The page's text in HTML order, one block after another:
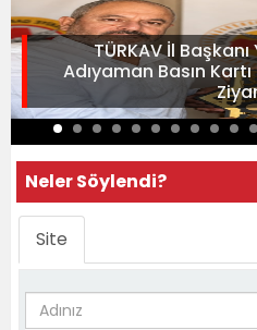
TÜRKAV İl
Adıyaman Basın
Neler Söylendi?
Site